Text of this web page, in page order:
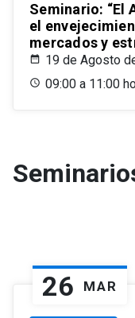
Seminario: “El
el
mercados y
19 de Agosto
09:00 a 11:00
26 MAR